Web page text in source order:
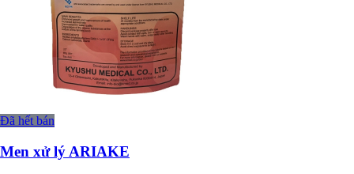
Đã hết bán
Men xử lý ARIAKE